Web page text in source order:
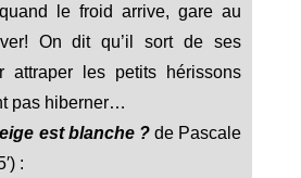
le froid arrive, gare au
On dit qu’il sort de ses
attraper les petits hérissons
pas hiberner…
est blanche ?de Pascale
: